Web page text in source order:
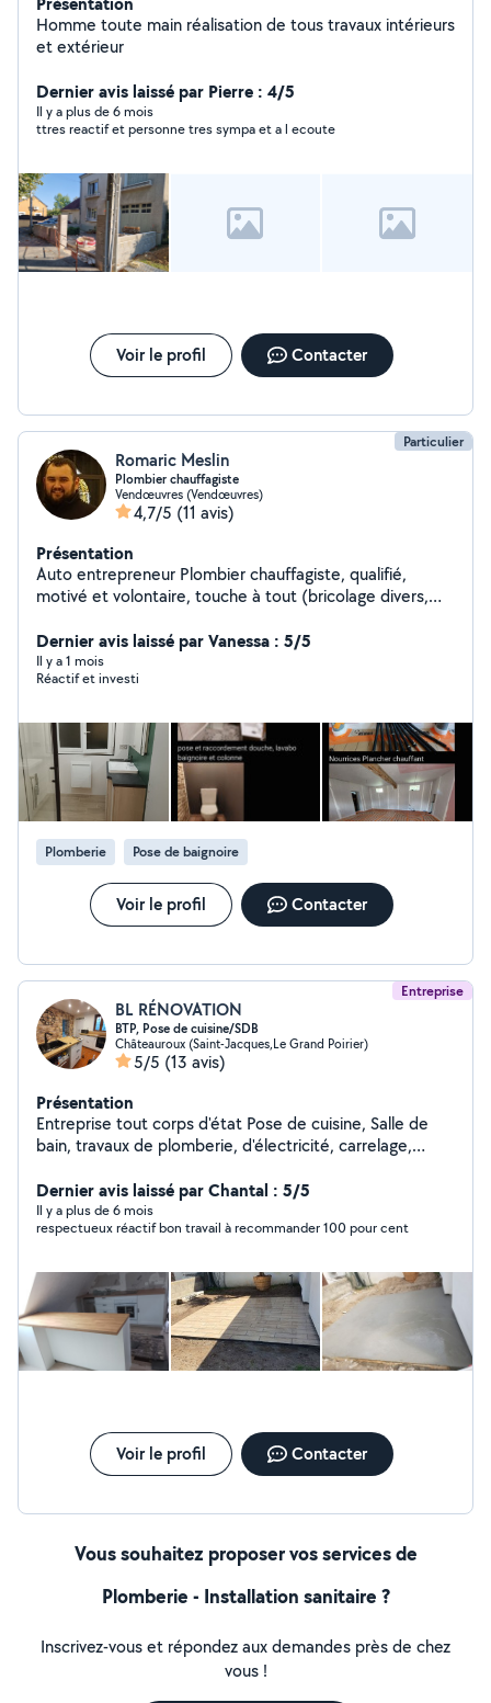
Homme toute main réalisation de tous travaux intérieurs
et extérieur
Dernier avis laissé par Pierre : 4/5
Il y a plus de 6 mois
ttres reactif et personne tres sympa et a l ecoute
Voir le profil Contacter
Particulier
Romaric Meslin
Plombier chauffagiste
Vendœuvres (Vendœuvres)
4,7/5 (11 avis)
Présentation
Auto entrepreneur Plombier chauffagiste, qualifié,
motivé et volontaire, touche à tout (bricolage divers,
Dernier avis laissé par Vanessa : 5/5
Il y a 1 mois
Réactif et investi
Plomberie Pose de baignoire
Voir le profil Contacter
Entreprise
BL RÉNOVATION
BTP, Pose de cuisine/SDB
Châteauroux (Saint-Jacques,Le Grand Poirier)
5/5 (13 avis)
Présentation
Entreprise tout corps d'état Pose de cuisine, Salle de
bain, travaux de plomberie, d'électricité, carrelage,
plomberie et électricité.
Dernier avis laissé par Chantal : 5/5
Il y a plus de 6 mois
respectueux réactif bon travail à recommander 100 pour cent
Voir le profil Contacter
Vous souhaitez proposer vos services de
Plomberie - Installation sanitaire ?
Inscrivez-vous et répondez aux demandes près de chez
vous !